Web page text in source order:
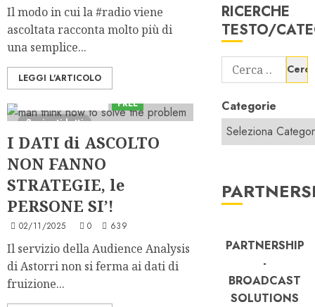
Il modo in cui la #radio viene
ascoltata racconta molto più di
una semplice...
LEGGI L'ARTICOLO
3 minuti letti
Consulenza Astorri
FREE
I DATI di ASCOLTO
NON FANNO
STRATEGIE, le
PERSONE SI’!
02/11/2025 0 639
Il servizio della Audience Analysis
di Astorri non si ferma ai dati di
fruizione...
RICERCHE
TESTO/
Ricerca
per:
Categorie
PARTNERSHIP
-
BROADCAST
SOLUTIONS